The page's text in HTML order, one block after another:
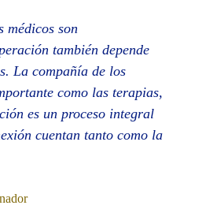
médicos son
también depende
La compañía de los
como las terapias,
es un proceso integral
cuentan tanto como la